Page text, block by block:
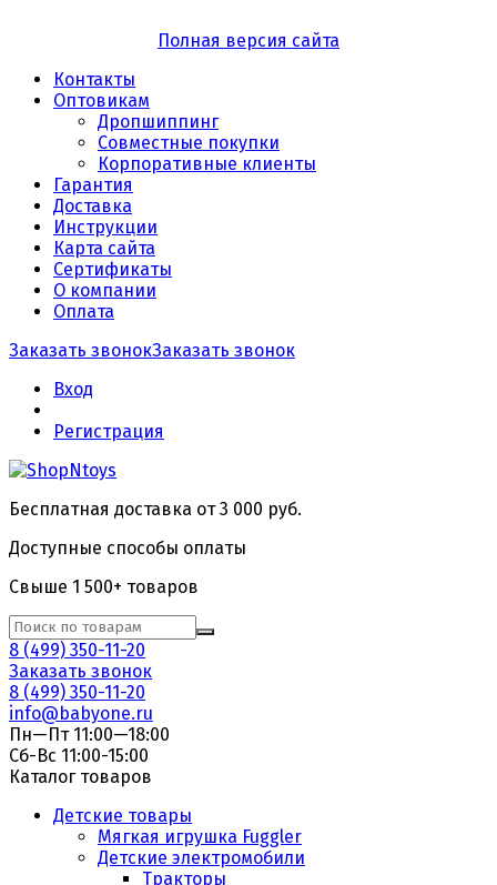
Полная версия сайта
Контакты
Оптовикам
Дропшиппинг
Совместные покупки
Корпоративные клиенты
Гарантия
Доставка
Инструкции
Карта сайта
Сертификаты
О компании
Оплата
Заказать звонокЗаказать звонок
Вход
Регистрация
Бесплатная доставка от 3 000 руб.
Доступные способы оплаты
Свыше 1 500+ товаров
8 (499) 350-11-20
Заказать звонок
8 (499) 350-11-20
info@babyone.ru
Пн—Пт 11:00—18:00
Сб-Вс 11:00-15:00
Каталог товаров
Детские товары
Мягкая игрушка Fuggler
Детские электромобили
Тракторы